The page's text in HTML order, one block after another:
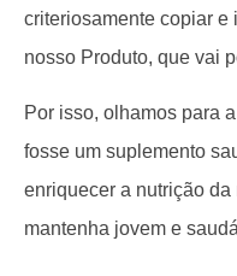
criteriosamente copiar
nosso Produto, que vai
Por isso, olhamos para
fosse um suplemento
enriquecer a nutrição
mantenha jovem e